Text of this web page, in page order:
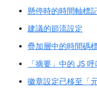
懸停時的時間軸標
建議的節流設定
疊加層中的時間碼
「摘要」中的 JS
徽章設定已移至「